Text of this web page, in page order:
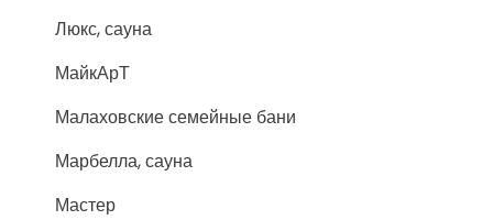
Люкс, сауна
МайкАрТ
Малаховские семейные бани
Марбелла, сауна
Мастер